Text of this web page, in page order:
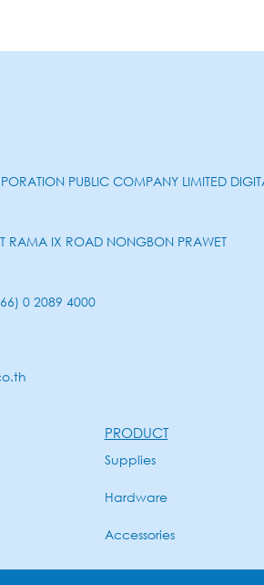
PUBLIC COMPANY LIMITED
RAMA IX ROAD NONGBON PRAWET
0 2089 4000
PRODUCT
Supplies
Hardware
Accessories